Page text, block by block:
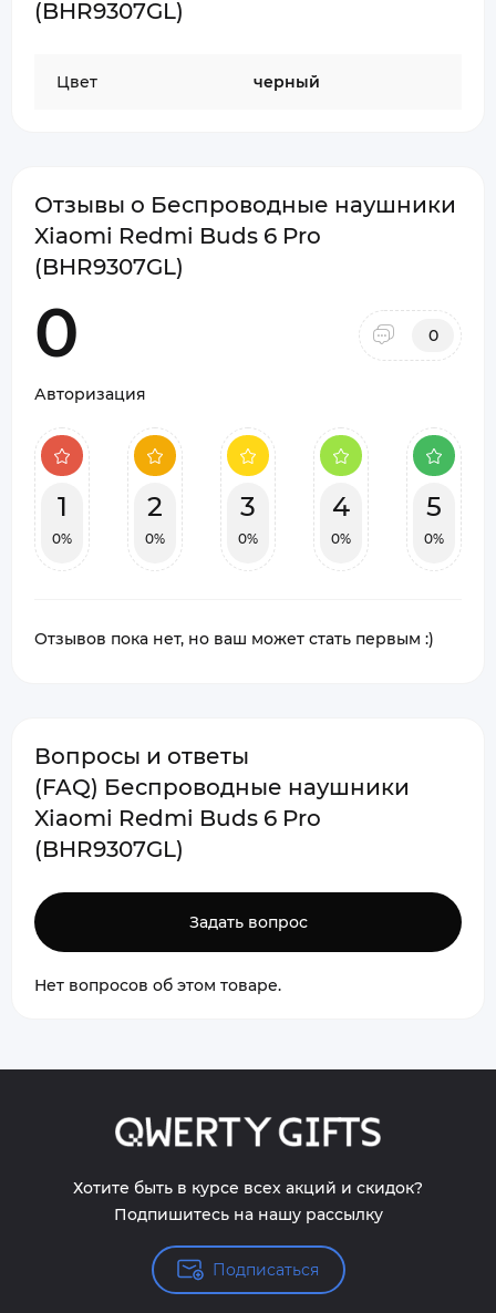
(BHR9307GL)
Цвет черный
Отзывы о Беспроводные наушники
Xiaomi Redmi Buds 6 Pro
(BHR9307GL)
0 0
Авторизация
1
0%
2
0%
3
0%
4
0%
5
0%
Отзывов пока нет, но ваш может стать первым :)
Вопросы и ответы
(FAQ) Беспроводные наушники
Xiaomi Redmi Buds 6 Pro
(BHR9307GL)
Задать вопрос
Нет вопросов об этом товаре.
Хотите быть в курсе всех акций и скидок?
Подпишитесь на нашу рассылку
Подписаться